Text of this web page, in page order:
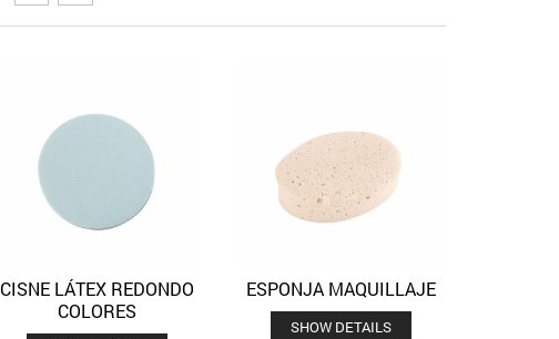
Añadir a la lista de deseos Quick View
CISNE LÁTEX REDONDO
COLORES
Añadir a la lista de deseos Quick View
ESPONJA MAQUILLAJE
SHOW DETAILS